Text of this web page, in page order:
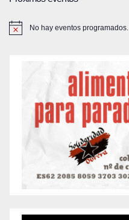
No hay eventos programados.